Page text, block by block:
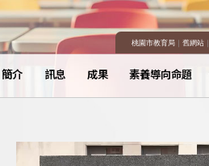
桃園市教育局｜ 舊網站｜
簡介 訊息 成果 素養導向命題